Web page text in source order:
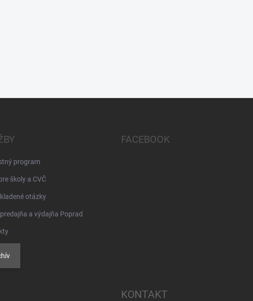
program
školy a CVČ
otázky
a výdajňa Poprad
FACEBOOK
KONTAKT